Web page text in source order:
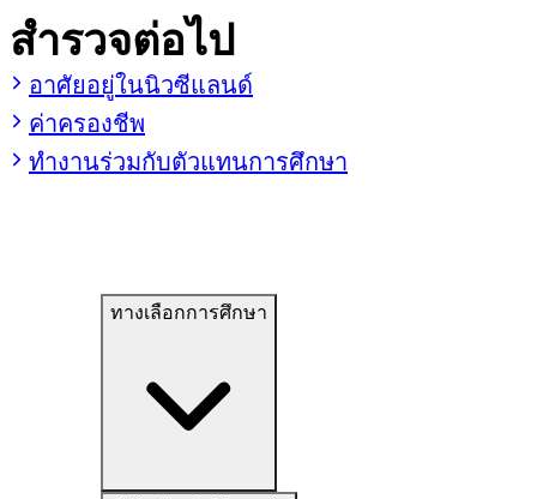
สำรวจต่อไป
อาศัยอยู่ในนิวซีแลนด์
ค่าครองชีพ
ทำงานร่วมกับตัวแทนการศึกษา
ทางเลือกการศึกษา